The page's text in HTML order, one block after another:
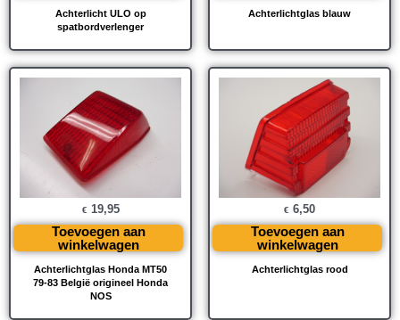
Achterlicht ULO op
spatbordverlenger
Achterlichtglas blauw
Achterlichtglas Honda MT50
79-83 België origineel Honda
NOS
€ 19,95
Toevoegen aan
winkelwagen
Achterlichtglas rood
€ 6,50
Toevoegen aan
winkelwagen